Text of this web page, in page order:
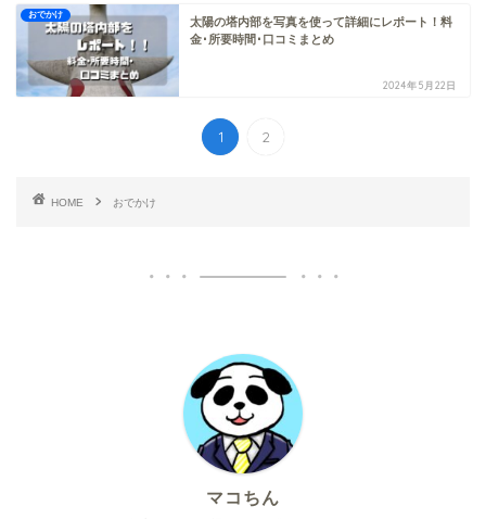
おでかけ
太陽の塔内部を写真を使って詳細にレポート！料
金･所要時間･口コミまとめ
2024年5月22日
1 2
HOME おでかけ
マコちん